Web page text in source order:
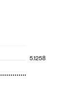
5.1258